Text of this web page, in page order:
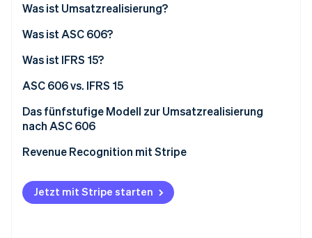
Was ist Umsatzrealisierung?
Was ist ASC 606?
Was ist IFRS 15?
ASC 606 vs. IFRS 15
Das fünfstufige Modell zur Umsatzrealisierung
nach ASC 606
Revenue Recognition mit Stripe
Jetzt mit Stripe starten